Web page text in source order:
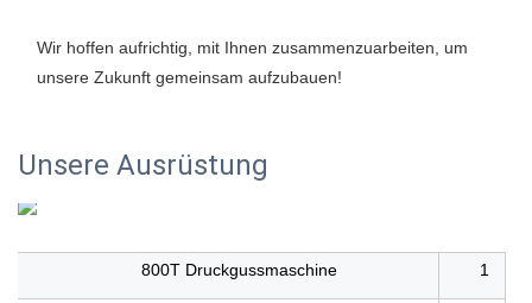
Wir hoffen aufrichtig, mit Ihnen zusammenzuarbeiten, um
unsere Zukunft gemeinsam aufzubauen!
Unsere Ausrüstung
800T Druckgussmaschine 1